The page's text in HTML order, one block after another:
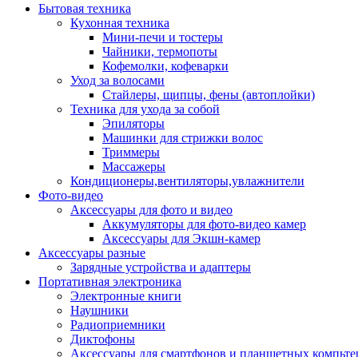
Бытовая техника
Кухонная техника
Мини-печи и тостеры
Чайники, термопоты
Кофемолки, кофеварки
Уход за волосами
Стайлеры, щипцы, фены (автоплойки)
Техника для ухода за собой
Эпиляторы
Машинки для стрижки волос
Триммеры
Массажеры
Кондиционеры,вентиляторы,увлажнители
Фото-видео
Аксессуары для фото и видео
Аккумуляторы для фото-видео камер
Аксессуары для Экшн-камер
Аксессуары разные
Зарядные устройства и адаптеры
Портативная электроника
Электронные книги
Наушники
Радиоприемники
Диктофоны
Аксессуары для смартфонов и планшетных